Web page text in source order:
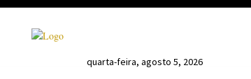
quarta-feira, agosto 5, 2026